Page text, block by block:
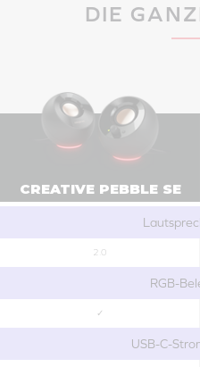
DIE
CREATIVE PEBBLE SE
2.0
RGB-
✓
USB-C-